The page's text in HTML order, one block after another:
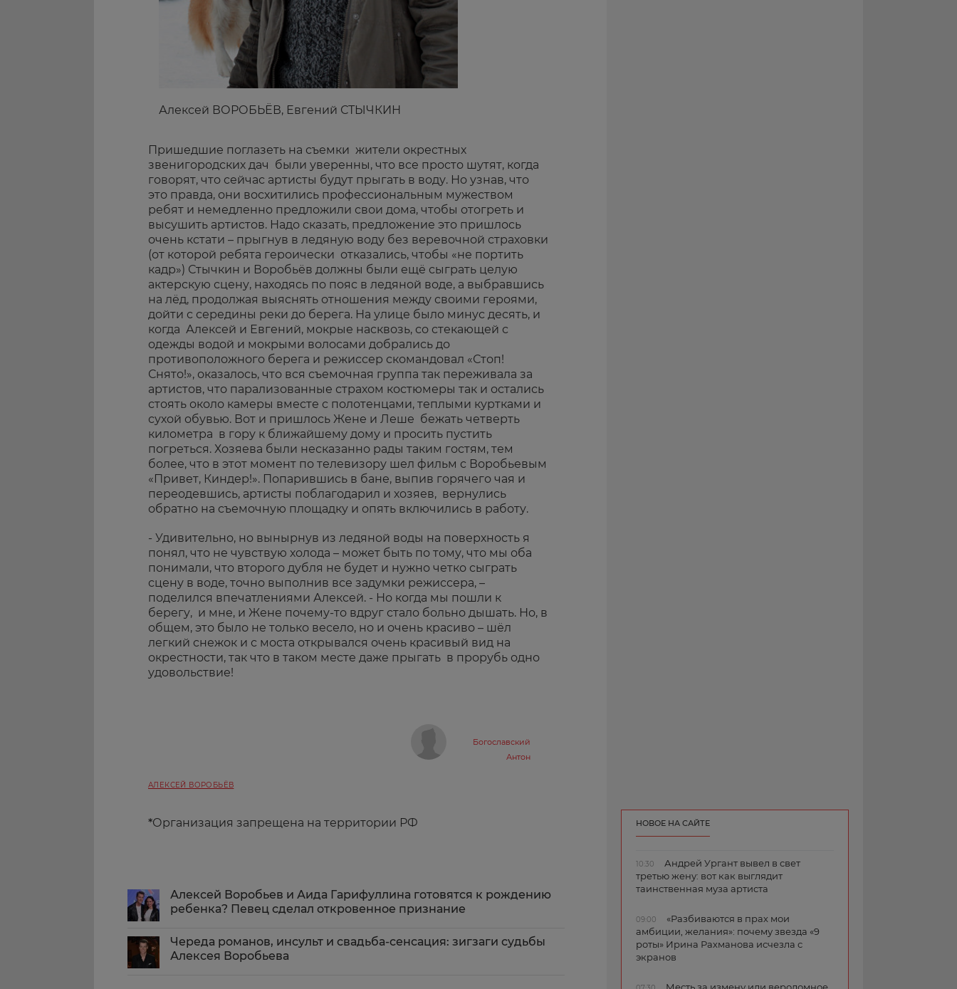
Алексей ВОРОБЬЁВ, Евгений СТЫЧКИН
Пришедшие поглазеть на съемки жители окрестных
звенигородских дач были уверенны, что все просто шутят, когда
говорят, что сейчас артисты будут прыгать в воду. Но узнав, что
это правда, они восхитились профессиональным мужеством
ребят и немедленно предложили свои дома, чтобы отогреть и
высушить артистов. Надо сказать, предложение это пришлось
очень кстати – прыгнув в ледяную воду без веревочной страховки
(от которой ребята героически отказались, чтобы «не портить
кадр») Стычкин и Воробьёв должны были ещё сыграть целую
актерскую сцену, находясь по пояс в ледяной воде, а выбравшись
на лёд, продолжая выяснять отношения между своими героями,
дойти с середины реки до берега. На улице было минус десять, и
когда Алексей и Евгений, мокрые насквозь, со стекающей с
одежды водой и мокрыми волосами добрались до
противоположного берега и режиссер скомандовал «Стоп!
Снято!», оказалось, что вся съемочная группа так переживала за
артистов, что парализованные страхом костюмеры так и остались
стоять около камеры вместе с полотенцами, теплыми куртками и
сухой обувью. Вот и пришлось Жене и Леше бежать четверть
километра в гору к ближайшему дому и просить пустить
погреться. Хозяева были несказанно рады таким гостям, тем
более, что в этот момент по телевизору шел фильм с Воробьевым
«Привет, Киндер!». Попарившись в бане, выпив горячего чая и
переодевшись, артисты поблагодарил и хозяев, вернулись
обратно на съемочную площадку и опять включились в работу.
- Удивительно, но вынырнув из ледяной воды на поверхность я
понял, что не чувствую холода – может быть по тому, что мы оба
понимали, что второго дубля не будет и нужно четко сыграть
сцену в воде, точно выполнив все задумки режиссера, –
поделился впечатлениями Алексей. - Но когда мы пошли к
берегу, и мне, и Жене почему-то вдруг стало больно дышать. Но, в
общем, это было не только весело, но и очень красиво – шёл
легкий снежок и с моста открывался очень красивый вид на
окрестности, так что в таком месте даже прыгать в прорубь одно
удовольствие!
Богославский
Антон
АЛЕКСЕЙ ВОРОБЬЁВ
*Организация запрещена на территории РФ
Алексей Воробьев и Аида Гарифуллина готовятся к рождению
ребенка? Певец сделал откровенное признание
Череда романов, инсульт и свадьба-сенсация: зигзаги судьбы
Алексея Воробьева
НОВОЕ НА САЙТЕ
10:30
Андрей Ургант вывел в свет
третью жену: вот как выглядит
таинственная муза артиста
09:00
«Разбиваются в прах мои
амбиции, желания»: почему звезда «9
роты» Ирина Рахманова исчезла с
экранов